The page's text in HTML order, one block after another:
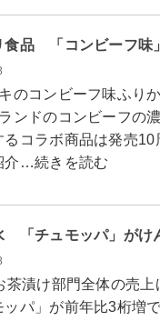
食品 「コンビーフ味
のコンビーフ味ふり
ンドのコンビーフの
コラボ商品は発売10
介…続きを読む
「チュモッパ」がけ
漬け部門全体の売上
パ」が前年比3桁増